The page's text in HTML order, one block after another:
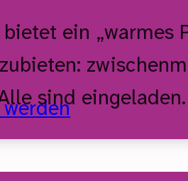
ein „warmes
sind